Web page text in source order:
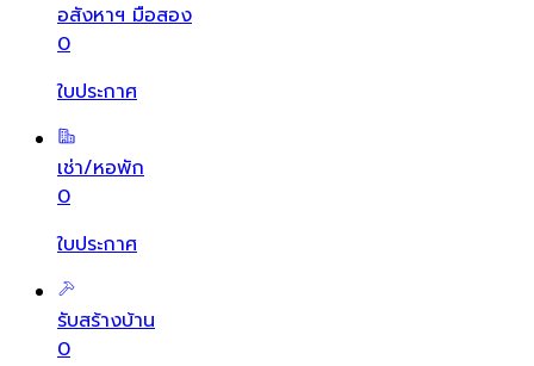
อสังหาฯ มือสอง
0
ใบประกาศ
เช่า/หอพัก
0
ใบประกาศ
รับสร้างบ้าน
0